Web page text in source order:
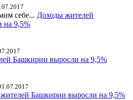
себе... Доходы жителей
на 9,5%
Башкирии выросли на 9,5%
Башкирии выросли на 9,5%